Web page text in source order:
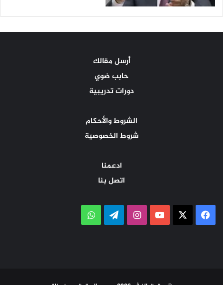
أرسل مقالك
حابب ضوي
دورات تدريبية
الشروط والأحكام
شروط الخصوصية
ادعمنا
اتصل بنا
فيسبوك ‫YouTubeانستقرامتيلقرامواتساب